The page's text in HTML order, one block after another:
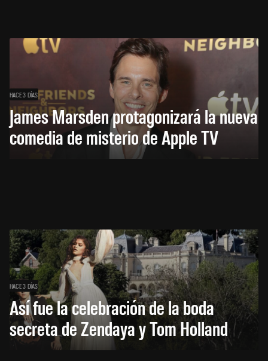
HACE 3 DÍAS
James Marsden protagonizará la nueva
comedia de misterio de Apple TV
HACE 3 DÍAS
Así fue la celebración de la boda
secreta de Zendaya y Tom Holland